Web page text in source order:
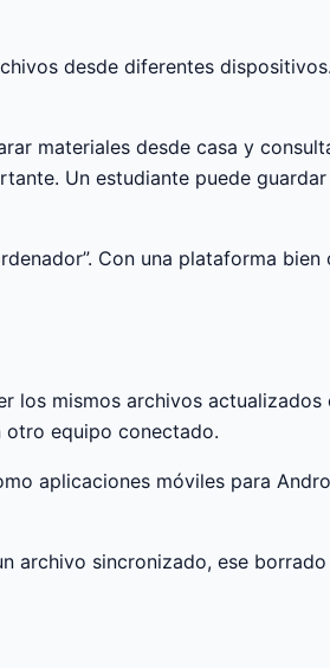
desde diferentes
materiales desde casa y
Un estudiante puede
Con una plataforma
los mismos archivos
otro equipo conectado.
aplicaciones móviles para
archivo sincronizado, ese